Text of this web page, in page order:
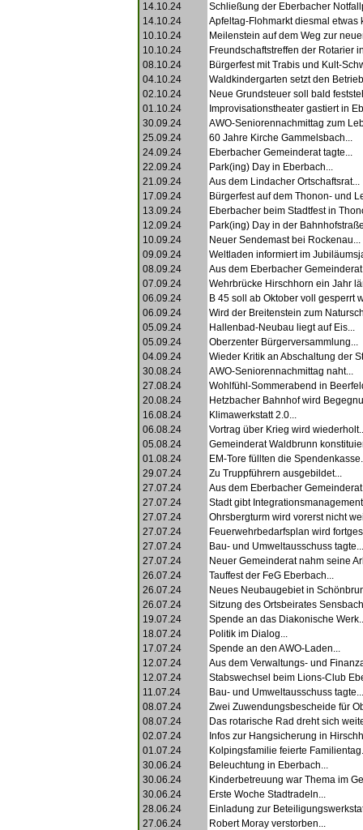
14.10.24
Schließung der Eberbacher
14.10.24
Apfeltag-Flohmarkt diesmal etwas
10.10.24
Meilenstein auf dem Weg zur
10.10.24
Freundschaftstreffen der Rotarier
08.10.24
Bürgerfest mit Trabis und Kult-
04.10.24
Waldkindergarten setzt den
02.10.24
Neue Grundsteuer soll bald
01.10.24
Improvisationstheater gastiert in
30.09.24
AWO-Seniorennachmittag zum
25.09.24
60 Jahre Kirche Gammelsbach...
24.09.24
Eberbacher Gemeinderat tagte...
22.09.24
Park(ing) Day in Eberbach...
21.09.24
Aus dem Lindacher Ortschaftsrat...
17.09.24
Bürgerfest auf dem Thonon- und
13.09.24
Eberbacher beim Stadtfest in
12.09.24
Park(ing) Day in der
10.09.24
Neuer Sendemast bei Rockenau...
09.09.24
Weltladen informiert im
08.09.24
Aus dem Eberbacher
07.09.24
Wehrbrücke Hirschhorn ein Jahr
06.09.24
B 45 soll ab Oktober voll gesperrt
06.09.24
Wird der Breitenstein zum
05.09.24
Hallenbad-Neubau liegt auf Eis...
05.09.24
Oberzenter Bürgerversammlung...
04.09.24
Wieder Kritik an Abschaltung der
30.08.24
AWO-Seniorennachmittag naht...
27.08.24
Wohlfühl-Sommerabend in
20.08.24
Hetzbacher Bahnhof wird
16.08.24
Klimawerkstatt 2.0...
06.08.24
Vortrag über Krieg wird
05.08.24
Gemeinderat Waldbrunn
01.08.24
EM-Tore füllten die
29.07.24
Zu Truppführern ausgebildet...
27.07.24
Aus dem Eberbacher
27.07.24
Stadt gibt
27.07.24
Ohrsbergturm wird vorerst nicht
27.07.24
Feuerwehrbedarfsplan wird
27.07.24
Bau- und Umweltausschuss tagte...
27.07.24
Neuer Gemeinderat nahm seine
26.07.24
Tauffest der FeG Eberbach...
26.07.24
Neues Neubaugebiet in
26.07.24
Sitzung des Ortsbeirates
19.07.24
Spende an das Diakonische
18.07.24
Politik im Dialog...
17.07.24
Spende an den AWO-Laden...
12.07.24
Aus dem Verwaltungs- und
12.07.24
Stabswechsel beim Lions-Club
11.07.24
Bau- und Umweltausschuss tagte...
08.07.24
Zwei Zuwendungsbescheide für
08.07.24
Das rotarische Rad dreht sich
02.07.24
Infos zur Hangsicherung in
01.07.24
Kolpingsfamilie feierte
30.06.24
Beleuchtung in Eberbach...
30.06.24
Kinderbetreuung war Thema im
30.06.24
Erste Woche Stadtradeln...
28.06.24
Einladung zur
27.06.24
Robert Moray verstorben...